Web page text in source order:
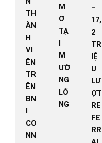
TH
ÀN
H
VI
ÊN
TR
ÊN
BN
I
CO
NN
M
Ơ
TẠ
I
M
ƯỜ
NG
LỐ
NG
–
17,
2
TR
IỆ
U
LƯ
ỢT
RE
FE
RR